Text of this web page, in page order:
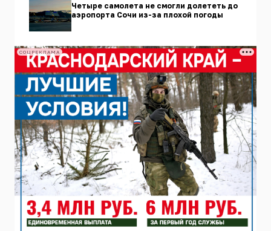
Четыре самолета не смогли долететь до
аэропорта Сочи из-за плохой погоды
СОЦРЕКЛАМА